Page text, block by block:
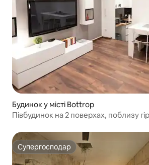
Будинок у місті Bottrop
Півбудинок на 2 поверхах, поблизу
Супергосподар
Супергосподар